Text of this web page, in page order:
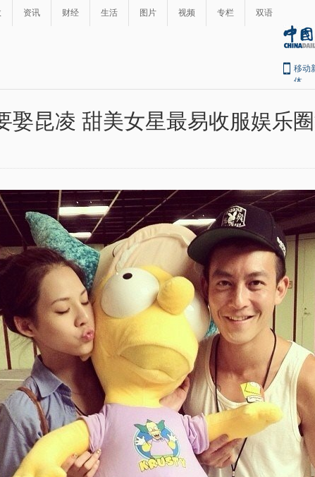
资讯 财经 生活 图片 视频 专栏 双语
移动
体
娶昆凌 甜美女星最易收服娱乐